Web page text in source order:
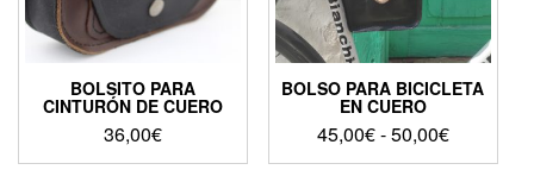
BOLSITO PARA
CINTURÓN DE CUERO
36,00€
BOLSO PARA BICICLETA
EN CUERO
45,00€-50,00€Rango
de
Este